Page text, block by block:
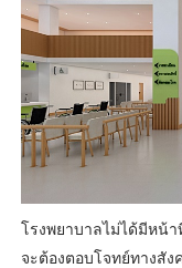
โรงพยาบาลไม่ได้มีหน้
จะต้องตอบโจทย์ทางสั